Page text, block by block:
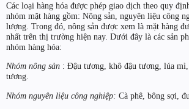
Các loại hàng hóa được phép giao dịch theo quy
nhóm mặt hàng gồm: Nông sản, nguyên liệu công
lượng. Trong đó, nông sản được xem là mặt hàng
nhất trên thị trường hiện nay. Dưới đây là các sản
nhóm hàng hóa:
Nhóm nông sản : Đậu tương, khô đậu tương, lúa
tương.
Nhóm nguyên liệu công nghiệp: Cà phê, bông sợi,